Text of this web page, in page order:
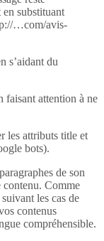
substituant
…com/avis-
s’aidant du
faisant attention à ne
les attributs title et
bots).
de son
contenu. Comme
les cas de
contenus
compréhensible.